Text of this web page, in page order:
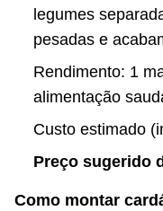
legumes
pesadas e
Rendimento: 1
alimentação
Custo estimado
Preço sugerido
Como montar